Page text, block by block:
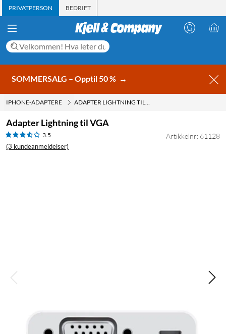
PRIVATPERSON BEDRIFT
SOMMERSALG – Opptil 50 % →
IPHONE-ADAPTERE ADAPTER LIGHTNING TIL VGA
Adapter Lightning til VGA
3.5
(3 kundeanmeldelser)
Artikkelnr: 61128